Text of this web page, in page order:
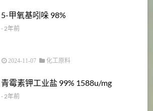
5-甲氧基吲哚 98%
- 2年前
2024-11-07 化工原料
青霉素钾工业盐 99% 1588u/mg
- 2年前